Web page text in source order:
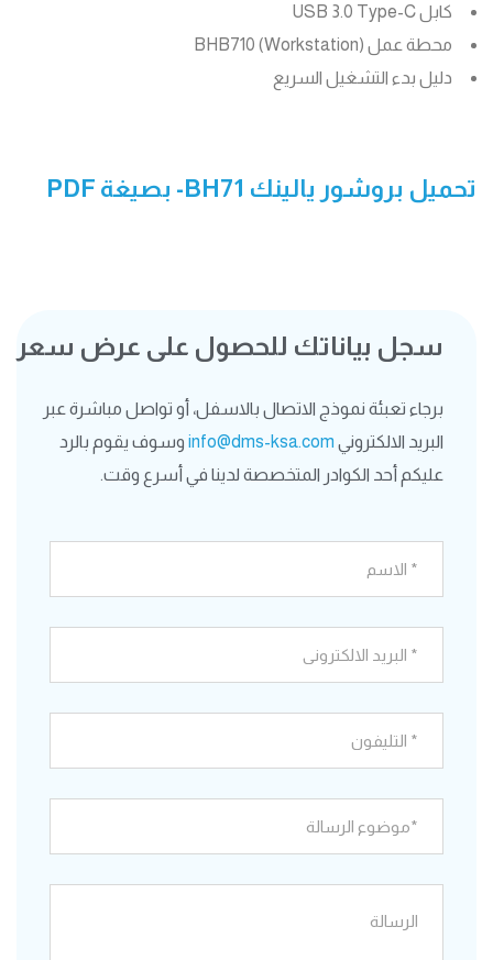
كابل USB 3.0 Type-C
محطة عمل (Workstation) BHB710
دليل بدء التشغيل السريع
تحميل بروشور يالينك BH71- بصيغة PDF
سجل بياناتك للحصول على عرض سعر
برجاء تعبئة نموذج الاتصال بالاسفل، أو تواصل مباشرة عبر
البريد الالكتروني info@dms-ksa.com وسوف يقوم بالرد
عليكم أحد الكوادر المتخصصة لدينا في أسرع وقت.